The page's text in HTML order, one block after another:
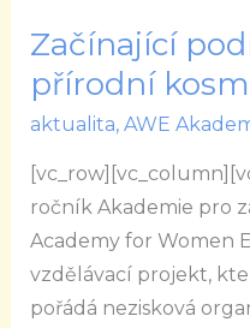
Začínající
přírodní
aktualita, AWE
ročník Akademie pro
Academy for Women
vzdělávací projekt,
pořádá nezisková
Začínající
podnikatelky
ovládla
kosmetika